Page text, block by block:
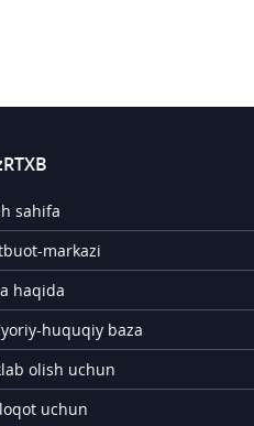
sahifa
markazi
haqida
huquqiy baza
olish uchun
uchun